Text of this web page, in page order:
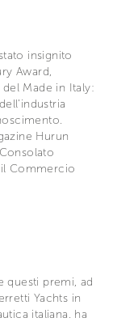
insignito
Award,
Made in Italy:
Hurun
il Commercio
questi premi, ad
Yachts in
italiana. ha